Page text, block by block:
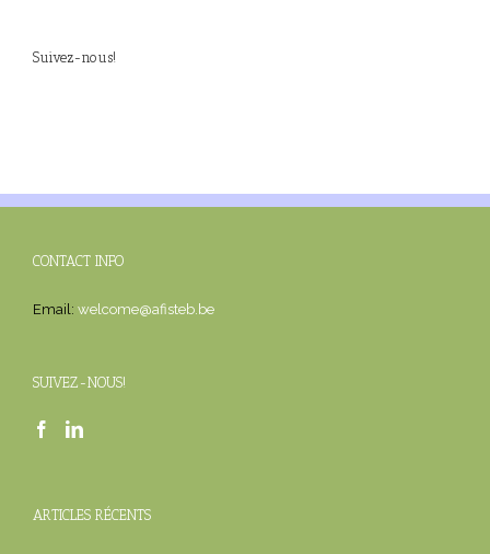
Suivez-nous!
CONTACT INFO
Email: welcome@afisteb.be
SUIVEZ-NOUS!
ARTICLES RÉCENTS